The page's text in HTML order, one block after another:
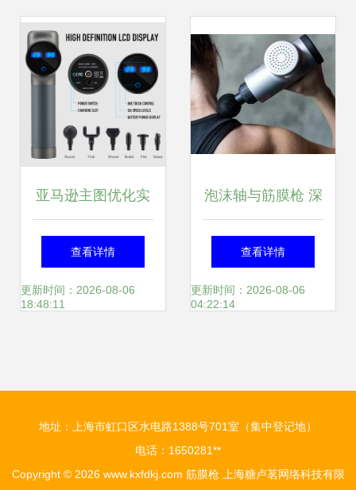
亚马逊主图优化实
战 筋膜枪产品案例
拆解
查看详情
更新时间：2026-08-06
18:48:11
泡沫轴与筋膜枪 深
入解析筋膜枪及两
者优劣对比
查看详情
更新时间：2026-08-06
04:22:14
地址：上海市虹口区水电路1388号701室（集中登记地）
电话：1650281**
Copyright © 2026 www.kxfdkj.com 筋膜枪 上海糖卢茗网络科技有限